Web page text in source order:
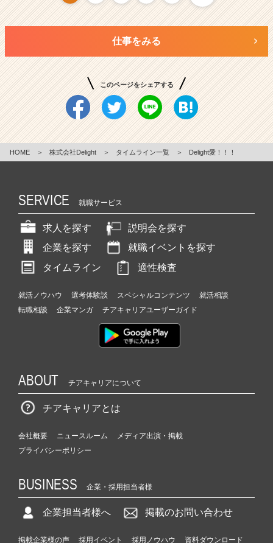
仕事をみる
このページをシェアする
HOME ＞ 株式会社Delight ＞ タイムライン一覧 ＞ Delight愛！！！
SERVICE 就職サービス
求人を探す
説明会を探す
企業を探す
就職イベントを探す
タイムライン
適性検査
就活ノウハウ 選考体験談 スペシャルコンテンツ
就活相談
転職相談
企業マンガ チアキャリアユーザーガイド
ABOUT チアキャリアについて
チアキャリアとは
会社概要 ニュースルーム
メディア出演・掲載
プライバシーポリシー
BUSINESS 企業・採用担当者様
企業担当者様へ 掲載のお問い合わせ
掲載企業様の声 採用イベント 採用ノウハウ 資料ダウンロード